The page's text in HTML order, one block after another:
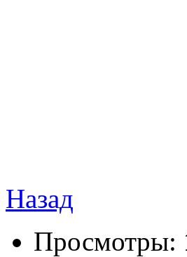
Назад
Просмотры: